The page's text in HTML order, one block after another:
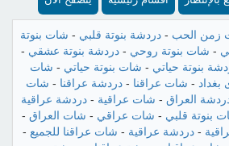
زمن الحب -دردشة بنوتة قلبي - شات بنوتة
- شات بنوتة روحي -دردشة بنوتة عشقي -
بنوتة حياتي - شات بنوتة حياتي - شات
- شات عراقنا - دردشة عراقنا - شات
العراق - شات عراقية -دردشة عراقية
بنوتة قلبي - شات عراقي - شات العراق -
- دردشة عراقية - شات عراقنا للجميع -